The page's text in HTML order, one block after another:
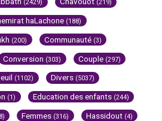
(2429) (219)
haLachone (188)
(200) Communauté (3)
Conversion (303) Couple (297)
(1102) Divers (5037)
(1) Education des enfants (244)
Femmes (316) Hassidout (4)